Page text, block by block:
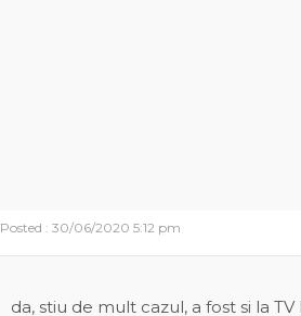
Posted : 30/06/2020 5:12 pm
da, stiu de mult cazul, a fost si la